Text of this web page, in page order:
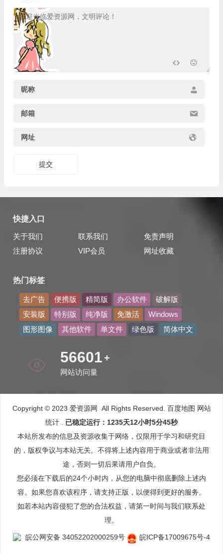
昵称
邮箱
网址
提交
快捷入口
关于我们 联系我们
免责声明
注册协议
VIP会员 网址收藏
热门标签
去广告 便携版 精简版 办公软件
破解版
安装版
特别版 纯净版 免激活
Windows
图形图像
其他软件 单文件 绿色版 简体中文
65499 +
网站访问量
Copyright © 2023 爱资源网 All Rights Reserved. 百度地图 网站
统计 . 已稳定运行：1235天12小时5分46秒
本站所发布的信息及资源收集于网络，仅限用于学习和研究目
的，版权争议与本站无关。不得将上述内容用于商业或者非法用
途，否则一切后果请用户自负。
您必须在下载后的24个小时内，从您的电脑中彻底删除上述内
容。如果您喜欢该程序，请支持正版，以便得到更好的服务。
如若本站内容侵犯了您的合法权益，请第一时间与我们联系处
理。
皖公网安备 34052202000259号 皖ICP备17009675号-4